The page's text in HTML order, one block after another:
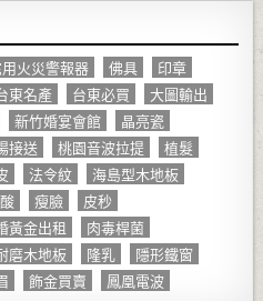
火災警報器 佛具
印章
東名產 台東必買
大圖輸出
新竹婚宴會館
晶亮瓷
接送 桃園音波拉提
植髮
法令紋
海島型木地板
瘦臉
皮秒
黃金出租
肉毒桿菌
磨木地板 隆乳
隱形鐵窗
飾金買賣 鳳凰電波